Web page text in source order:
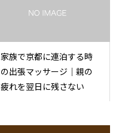
家族で京都に連泊する時
の出張マッサージ｜親の
疲れを翌日に残さない